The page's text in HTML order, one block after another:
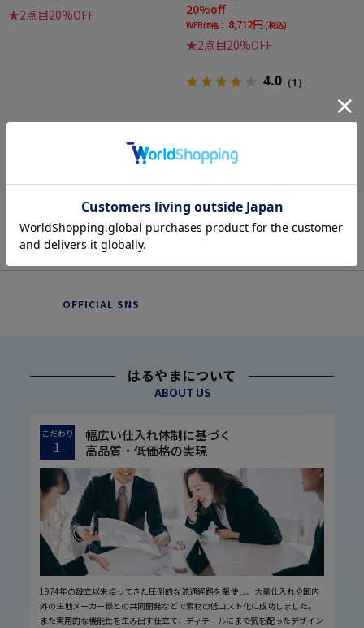
★2点目20%OFF 20%off
WEB価格： 8,712円 (税込)
★2点目20%OFF
4.0 （1）
OFFICIAL SNS
はるやまについて
ABOUT US
こだわり
1
幅広い仕入れ体制に基づく
高品質・低価格の実現
1974年の設立以来培ってきた圧倒的な流通経路を駆使し、大量仕入れや国内
外の生地メーカー様との共同開発などで素材の低コスト化に成功しました。
また実用的な機能性を生み出す仕立て、ディテールにまで気を配ったデザイン